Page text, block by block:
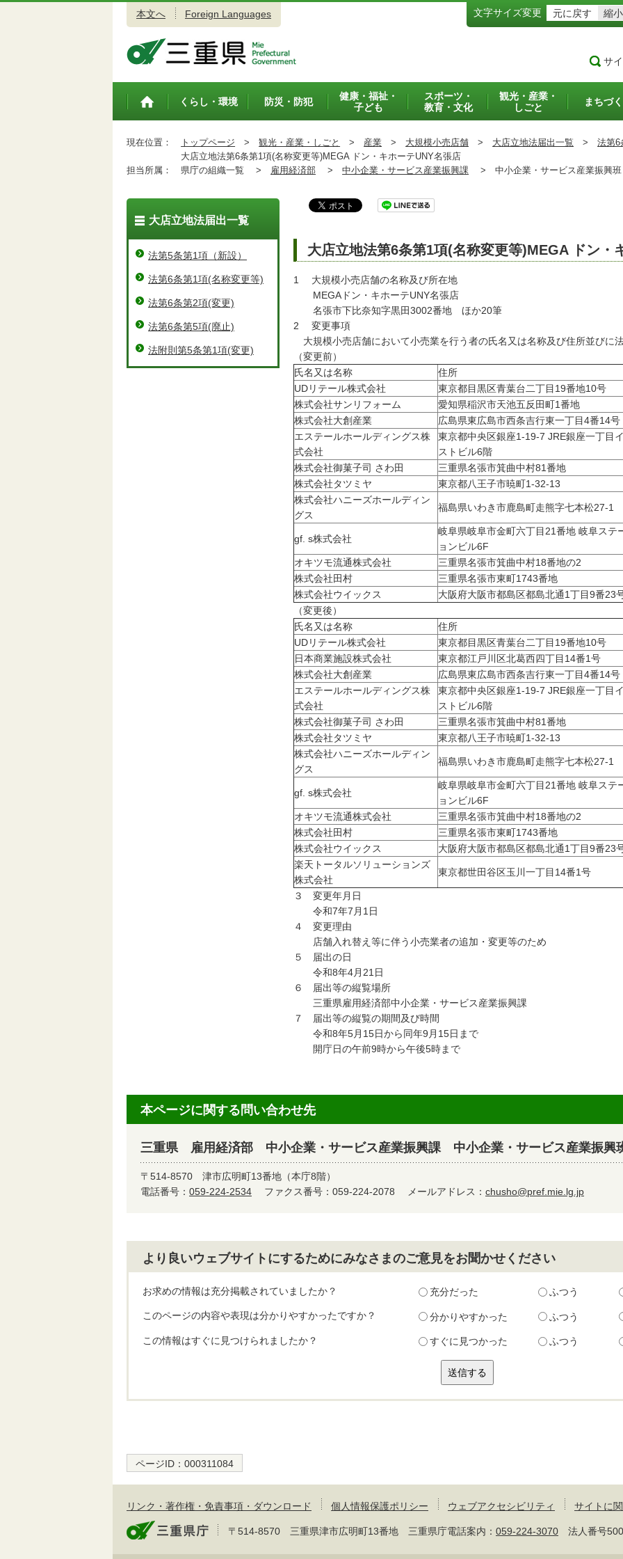
本文へ Foreign Languages 文字サイズ変更 元に戻す 縮小
サ
トップペ
くらし・環境 防災・防犯
健康・福祉・
子ども
スポーツ・
教育・文化
観光・産業・
しごと
まちづ
現在位置： トップページ > 観光・産業・しごと > 産業 > 大規模小売店舗 > 大店立地法届出一覧 >
法第6
大店立地法第6条第1項(名称変更等)MEGA ドン・キホーテUNY名張店
担当所属：
県庁の組織一覧 > 雇用経済部 > 中小企業・サービス産業振興課 > 中小企業・サービス産業振興
大店立地法第6条第1項(名称変更等)MEGA ドン・
1 大規模小売店舗の名称及び所在地
MEGAドン・キホーテUNY名張店
名張市下比奈知字黒田3002番地 ほか20筆
2 変更事項
大規模小売店舗において小売業を行う者の氏名又は名称及び住所並びに
（変更前）
氏名又は名称
住所
UDリテール株式会社
東京都目黒区青葉台二丁目19番地10号
株式会社サンリフォーム
愛知県稲沢市天池五反田町1番地
株式会社大創産業
広島県東広島市西条吉行東一丁目4番14号
エステールホールディングス株
式会社
東京都中央区銀座1-19-7 JRE銀座一丁目
ストビル6階
株式会社御菓子司 さわ田
三重県名張市箕曲中村81番地
株式会社タツミヤ
東京都八王子市暁町1-32-13
株式会社ハニーズホールディン
グス
福島県いわき市鹿島町走熊字七本松27-1
gf. s株式会社
岐阜県岐阜市金町六丁目21番地 岐阜ステ
ョンビル6F
オキツモ流通株式会社
三重県名張市箕曲中村18番地の2
株式会社田村
三重県名張市東町1743番地
株式会社ウイックス
大阪府大阪市都島区都島北通1丁目9番23
（変更後）
氏名又は名称
住所
UDリテール株式会社
東京都目黒区青葉台二丁目19番地10号
日本商業施設株式会社
東京都江戸川区北葛西四丁目14番1号
株式会社大創産業
広島県東広島市西条吉行東一丁目4番14号
エステールホールディングス株
式会社
東京都中央区銀座1-19-7 JRE銀座一丁目
ストビル6階
株式会社御菓子司 さわ田
三重県名張市箕曲中村81番地
株式会社タツミヤ
東京都八王子市暁町1-32-13
株式会社ハニーズホールディン
グス
福島県いわき市鹿島町走熊字七本松27-1
gf. s株式会社
岐阜県岐阜市金町六丁目21番地 岐阜ステ
ョンビル6F
オキツモ流通株式会社
三重県名張市箕曲中村18番地の2
株式会社田村
三重県名張市東町1743番地
株式会社ウイックス
大阪府大阪市都島区都島北通1丁目9番23
楽天トータルソリューションズ
株式会社
東京都世田谷区玉川一丁目14番1号
３ 変更年月日
令和7年7月1日
４ 変更理由
店舗入れ替え等に伴う小売業者の追加・変更等のため
５ 届出の日
令和8年4月21日
６ 届出等の縦覧場所
三重県雇用経済部中小企業・サービス産業振興課
７ 届出等の縦覧の期間及び時間
令和8年5月15日から同年9月15日まで
開庁日の午前9時から午後5時まで
大店立地法届出一覧
法第5条第1項（新設）
法第6条第1項(名称変更等)
法第6条第2項(変更)
法第6条第5項(廃止)
法附則第5条第1項(変更)
本ページに関する問い合わせ先
三重県 雇用経済部 中小企業・サービス産業振興課 中小企業・サービス産業振興
〒514-8570 津市広明町13番地（本庁8階）
電話番号： 059-224-2534 ファクス番号：059-224-2078 メールアドレス： chusho@pref.mie.lg.jp
より良いウェブサイトにするためにみなさまのご意見をお聞かせください
お求めの情報は充分掲載されていましたか？ 充分だった ふつう
このページの内容や表現は分かりやすかったですか？ 分かりやすかった ふつう
この情報はすぐに見つけられましたか？ すぐに見つかった ふつう
ページID： 000311084
リンク・著作権・免責事項・ダウンロード 個人情報保護ポリシー ウェブアクセシビリティ サイトに
〒514-8570 三重県津市広明町13番地 三重県庁電話案内： 059-224-3070 法人番号